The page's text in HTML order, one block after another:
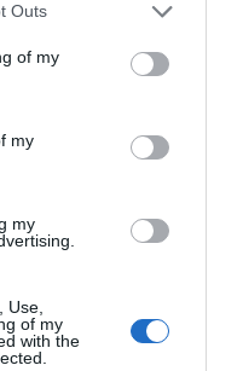
Outs
of my
my
my
Use,
of my
with the
Timeout Cerdanyola